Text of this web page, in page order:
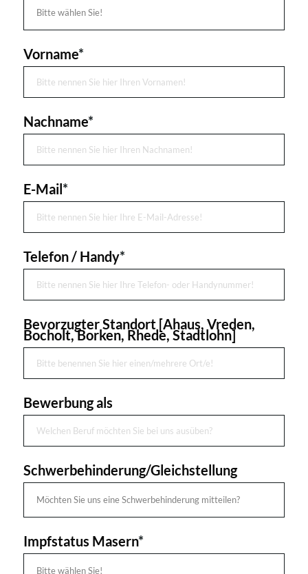
Vorname*
Nachname*
E-Mail*
Telefon / Handy*
Bevorzugter Standort [Ahaus, Vreden,
Bocholt, Borken, Rhede, Stadtlohn]
Bewerbung als
Schwerbehinderung/Gleichstellung
Impfstatus Masern*